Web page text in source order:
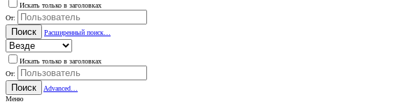
Искать только в заголовках
От:
Поиск Расширенный поиск…
Искать только в заголовках
От:
Поиск
Advanced…
Меню